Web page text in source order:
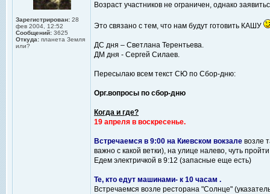
Зарегистрирован: 28
фев 2004, 12:52
Сообщений: 3625
Откуда: планета Земля
или?
Возраст участников не ограничен, однако
Это связано с тем, что нам будут готовить КАШУ
ДС дня – Светлана Терентьева.
ДМ дня - Сергей Силаев.
Пересылаю всем текст СЮ по Сбор-дню:
Орг.вопросы по сбор-дню
Когда и где?
19 апреля в воскресенье.
Встречаемся в 9:00 на Киевском вокзале возле
важно с какой ветки), на улице налево, чуть
Едем электричкой в 9:12 (запасные еще есть)
Те, кто едут машинами- к 10 часам .
Встречаемся возле ресторана "Солнце"